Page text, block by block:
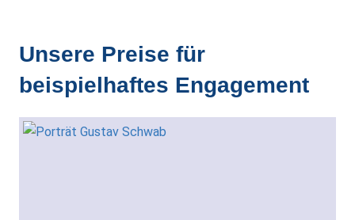
Unsere Preise für
beispielhaftes Engagement